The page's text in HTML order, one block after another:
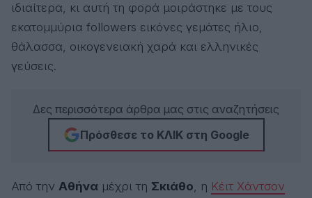
ιδιαίτερα, κι αυτή τη φορά μοιράστηκε με τους
εκατομμύρια followers εικόνες γεμάτες ήλιο,
θάλασσα, οικογενειακή χαρά και ελληνικές
γεύσεις.
Δες περισσότερα άρθρα μας στις αναζητήσεις
Πρόσθεσε το ΚΛΙΚ στη Google
Από την Αθήνα μέχρι τη Σκιάθο, η Κέιτ Χάντσον